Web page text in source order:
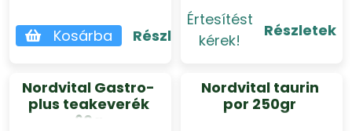
Kosárba Részletek
Értesítést
kérek!
Részletek
Nordvital Gastro-
plus teakeverék
60g
Nordvital taurin
por 250gr